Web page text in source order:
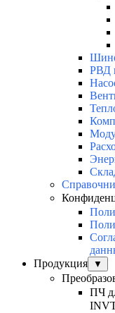
РВД
Продукция
▼
ПЧ